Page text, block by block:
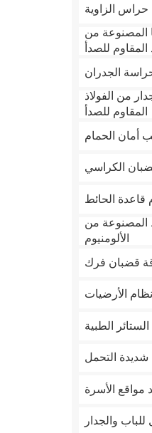
حراس الزاوية
المصنوعة من
المقاوم للصدأ
الجدران
من الفولاذ
المقاوم للصدأ
أمان الحمام
الكراسي
قاعدة الحائط
المصنوعة من
الألومنيوم
قضبان فرك
نظام الأرضيات
الطبية
شديدة التحمل
مواقع الأسرة
والجدار